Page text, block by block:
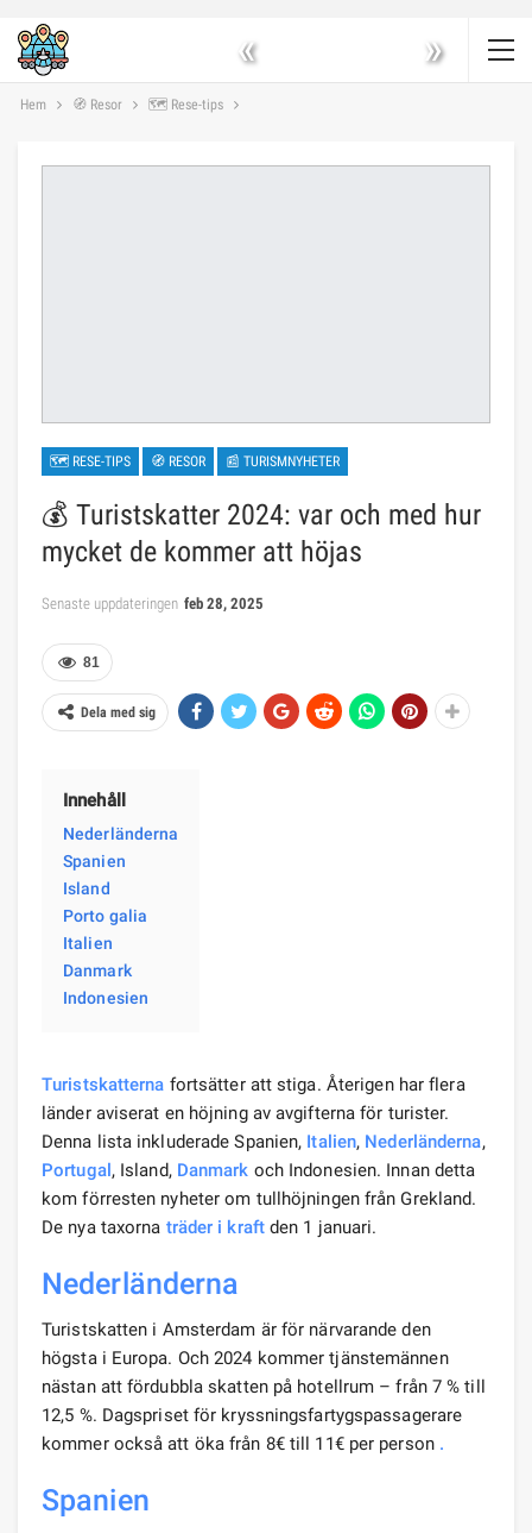
« »
Hem 🧭 Resor 🗺 Rese-tips
🗺 RESE-TIPS 🧭 RESOR 📰 TURISMNYHETER
💰 Turistskatter 2024: var och med hur
mycket de kommer att höjas
Senaste uppdateringen feb 28, 2025
81
Dela med sig
Innehåll
Nederländerna
Spanien
Island
Porto galia
Italien
Danmark
Indonesien
Turistskatterna fortsätter att stiga. Återigen har flera
länder aviserat en höjning av avgifterna för turister.
Denna lista inkluderade Spanien, Italien, Nederländerna,
Portugal, Island, Danmark och Indonesien. Innan detta
kom förresten nyheter om tullhöjningen från Grekland.
De nya taxorna träder i kraftden 1 januari.
Nederländerna
Turistskatten i Amsterdam är för närvarande den
högsta i Europa. Och 2024 kommer tjänstemännen
nästan att fördubbla skatten på hotellrum – från 7 % till
12,5 %. Dagspriset för kryssningsfartygspassagerare
kommer också att öka från 8€ till 11€ per person .
Spanien